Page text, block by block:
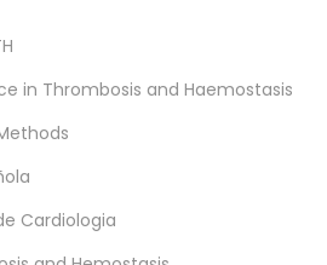
in Thrombosis and Haemostasis
Cardiologia